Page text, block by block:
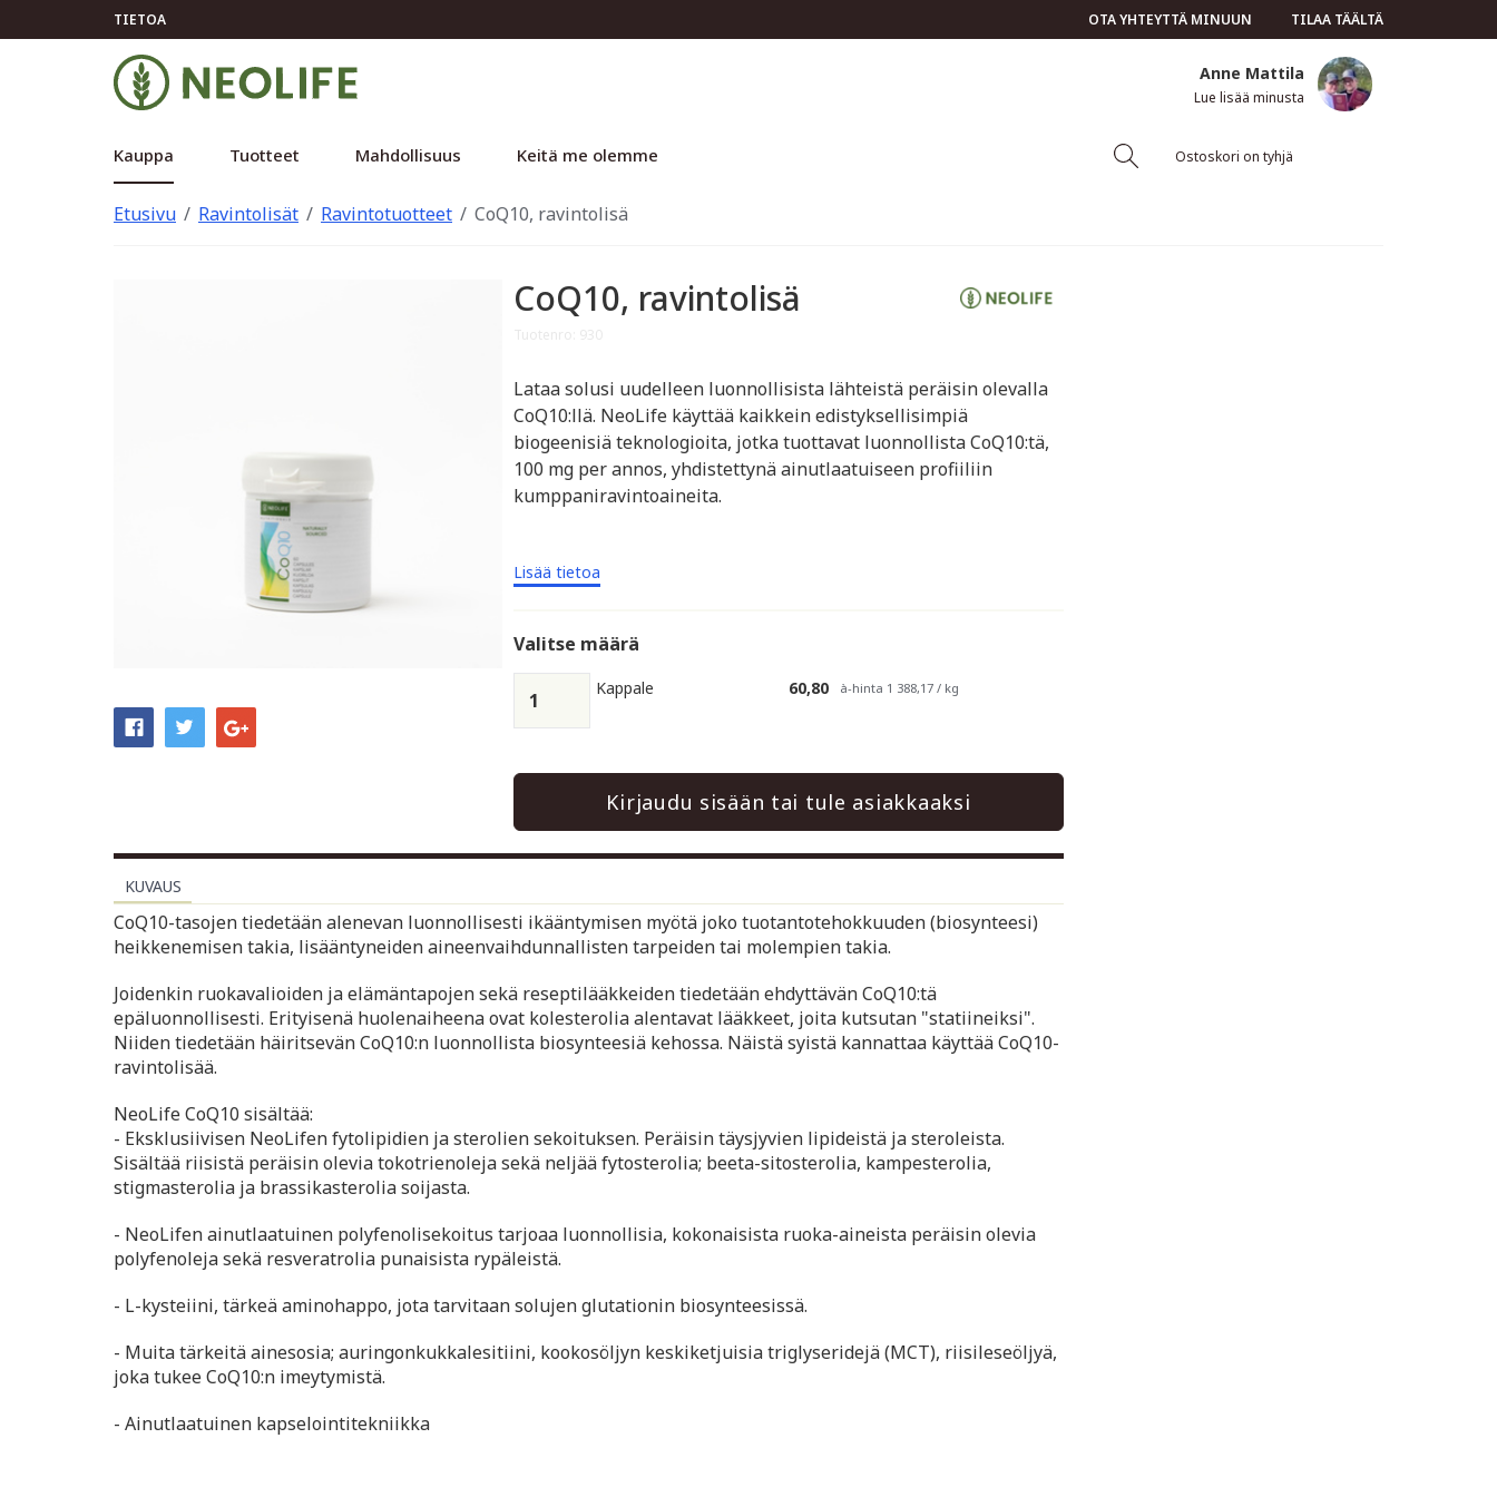
TILAA TÄÄLTÄ
OTA YHTEYTTÄ MINUUN
TIETOA
Anne Mattila
Lue lisää minusta
Ostoskori on tyhjä
Kauppa Tuotteet Mahdollisuus Keitä me olemme
Etusivu Ravintolisät Ravintotuotteet CoQ10, ravintolisä
CoQ10, ravintolisä
Lataa solusi uudelleen luonnollisista lähteistä peräisin olevalla
CoQ10:llä. NeoLife käyttää kaikkein edistyksellisimpiä
biogeenisiä teknologioita, jotka tuottavat luonnollista CoQ10:tä,
100 mg per annos, yhdistettynä ainutlaatuiseen profiiliin
kumppaniravintoaineita.
Lisää tietoa
Valitse määrä
Kappale 60,80 à-hinta 1 388,17 / kg
Kirjaudu sisään tai tule asiakkaaksi
KUVAUS
CoQ10-tasojen tiedetään alenevan luonnollisesti ikääntymisen myötä joko tuotantotehokkuuden (biosynteesi)
heikkenemisen takia, lisääntyneiden aineenvaihdunnallisten tarpeiden tai molempien takia.
Joidenkin ruokavalioiden ja elämäntapojen sekä reseptilääkkeiden tiedetään ehdyttävän CoQ10:tä
epäluonnollisesti. Erityisenä huolenaiheena ovat kolesterolia alentavat lääkkeet, joita kutsutan "statiineiksi".
Niiden tiedetään häiritsevän CoQ10:n luonnollista biosynteesiä kehossa. Näistä syistä kannattaa käyttää CoQ10-
ravintolisää.
NeoLife CoQ10 sisältää:
- Eksklusiivisen NeoLifen fytolipidien ja sterolien sekoituksen. Peräisin täysjyvien lipideistä ja steroleista.
Sisältää riisistä peräisin olevia tokotrienoleja sekä neljää fytosterolia; beeta-sitosterolia, kampesterolia,
stigmasterolia ja brassikasterolia soijasta.
- NeoLifen ainutlaatuinen polyfenolisekoitus tarjoaa luonnollisia, kokonaisista ruoka-aineista peräisin olevia
polyfenoleja sekä resveratrolia punaisista rypäleistä.
- L-kysteiini, tärkeä aminohappo, jota tarvitaan solujen glutationin biosynteesissä.
- Muita tärkeitä ainesosia; auringonkukkalesitiini, kookosöljyn keskiketjuisia triglyseridejä (MCT), riisileseöljyä,
joka tukee CoQ10:n imeytymistä.
- Ainutlaatuinen kapselointitekniikka